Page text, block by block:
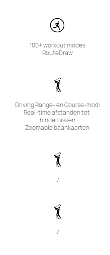
100+ workout modes
RouteDraw
Driving Range- en Course-modi
Real-time afstanden tot
hindernissen
Zoomable baankaarten
√
√